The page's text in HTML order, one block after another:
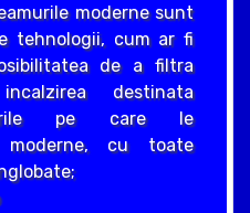
moderne sunt
tehnologii, cum ar fi
de a filtra
destinata
pe care le
moderne, cu toate